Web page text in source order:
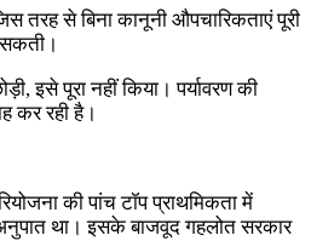
तरह से बिना कानूनी औपचारिकताएं पूरी
सकती।
इसे पूरा नहीं किया। पर्यावरण की
कर रही है।
की पांच टॉप प्राथमिकता में
अनुपात था। इसके बाजवूद गहलोत सरकार